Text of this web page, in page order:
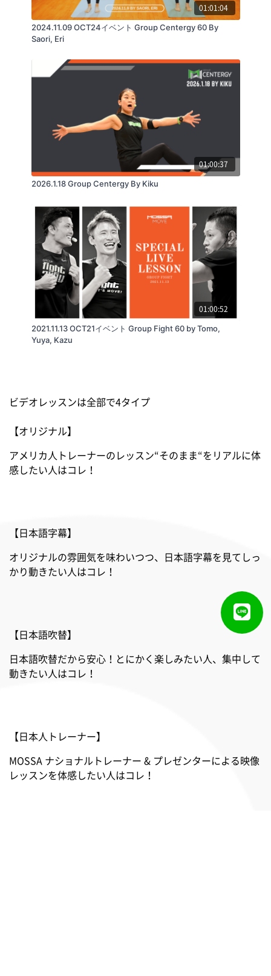
01:01:04
2024.11.09 OCT24イベント Group Centergy 60 By
Saori, Eri
01:00:37
2026.1.18 Group Centergy By Kiku
01:00:52
2021.11.13 OCT21イベント Group Fight 60 by Tomo,
Yuya, Kazu
ビデオレッスンは全部で4タイプ
【オリジナル】
アメリカ人トレーナーのレッスン“そのまま“をリアルに体
感したい人はコレ！
【日本語字幕】
オリジナルの雰囲気を味わいつつ、日本語字幕を見てしっ
かり動きたい人はコレ！
【日本語吹替】
日本語吹替だから安心！とにかく楽しみたい人、集中して
動きたい人はコレ！
【日本人トレーナー】
MOSSA ナショナルトレーナー & プレゼンターによる映像
レッスンを体感したい人はコレ！